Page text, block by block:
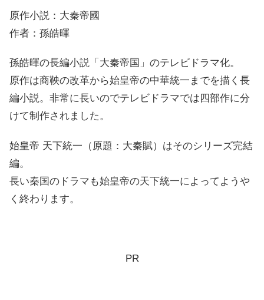
原作小説：大秦帝國
作者：孫皓暉
孫皓暉の長編小説「大秦帝国」のテレビドラマ化。
原作は商鞅の改革から始皇帝の中華統一までを描く長
編小説。非常に長いのでテレビドラマでは四部作に分
けて制作されました。
始皇帝 天下統一（原題：大秦賦）はそのシリーズ完結
編。
長い秦国のドラマも始皇帝の天下統一によってようや
く終わります。
PR